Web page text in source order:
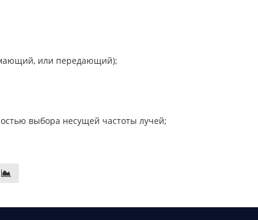
или передающий);
выбора несущей частоты лучей;